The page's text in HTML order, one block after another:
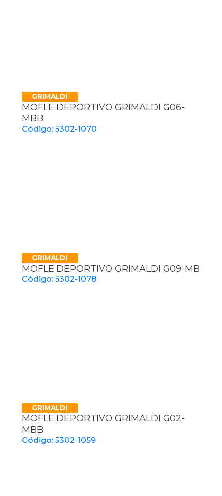
GRIMALDI
MOFLE DEPORTIVO GRIMALDI G06-
MBB
Código: 5302-1070
GRIMALDI
MOFLE DEPORTIVO GRIMALDI G09-MB
Código: 5302-1078
GRIMALDI
MOFLE DEPORTIVO GRIMALDI G02-
MBB
Código: 5302-1059